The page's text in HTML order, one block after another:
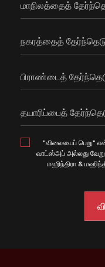
மாநிலத்தைத்
நகரத்தைத்
பிராண்டைத்
தயாரிப்பைத்
"விலையைப் பெறு"
வாட்ஸ்அப் அல்லது
மஹிந்திரா &